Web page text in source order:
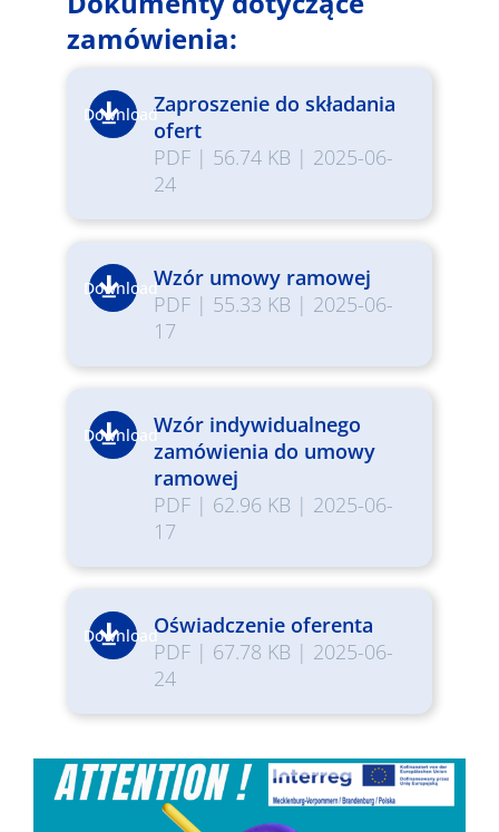
zamówienia:
DownloadZaproszenie do składania
ofert
PDF| 56.74 KB | 2025-06-
24
DownloadWzór umowy ramowej
PDF| 55.33 KB | 2025-06-
17
DownloadWzór indywidualnego
zamówienia do umowy
ramowej
PDF| 62.96 KB | 2025-06-
17
DownloadOświadczenie oferenta
PDF| 67.78 KB | 2025-06-
24